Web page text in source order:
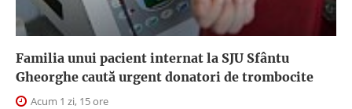
Familia unui pacient internat la SJU Sfântu
Gheorghe caută urgent donatori de trombocite
Acum 1 zi, 15 ore